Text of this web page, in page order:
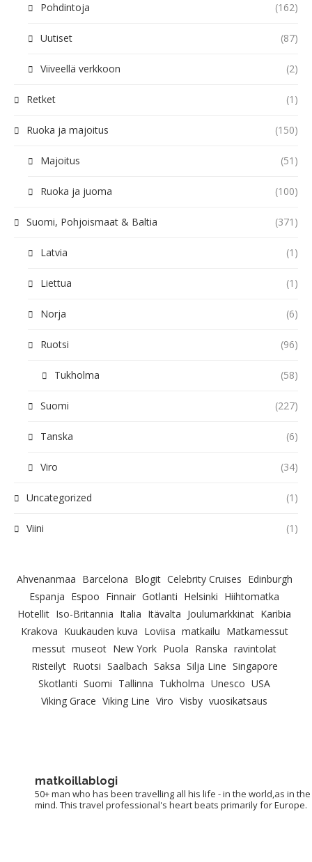
Pohdintoja (162)
Uutiset (87)
Viiveellä verkkoon (2)
Retket (1)
Ruoka ja majoitus (150)
Majoitus (51)
Ruoka ja juoma (100)
Suomi, Pohjoismaat & Baltia (371)
Latvia (1)
Liettua (1)
Norja (6)
Ruotsi (96)
Tukholma (58)
Suomi (227)
Tanska (6)
Viro (34)
Uncategorized (1)
Viini (1)
Ahvenanmaa Barcelona Blogit Celebrity Cruises Edinburgh
Espanja Espoo Finnair Gotlanti Helsinki Hiihtomatka
Hotellit Iso-Britannia Italia Itävalta Joulumarkkinat Karibia
Krakova Kuukauden kuva Loviisa matkailu Matkamessut
messut museot New York Puola Ranska ravintolat
Risteilyt Ruotsi Saalbach Saksa Silja Line Singapore
Skotlanti Suomi Tallinna Tukholma Unesco USA
Viking Grace Viking Line Viro Visby vuosikatsaus
matkoillablogi
50+ man who has been travelling all his life - in the world,as in the
mind. This travel professional's heart beats primarily for Europe.